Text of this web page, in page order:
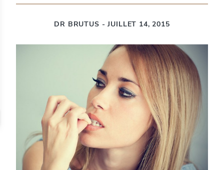
DR BRUTUS - JUILLET 14, 2015